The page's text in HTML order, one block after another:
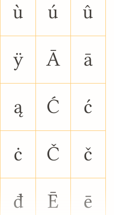
ù ú û
ÿ Ā ā
ą Ć ć
ċ Č č
đ Ē ē